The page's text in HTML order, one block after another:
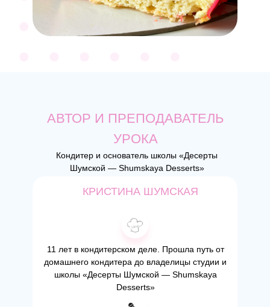
АВТОР И ПРЕПОДАВАТЕЛЬ
УРОКА
11 лет в кондитерском деле. Прошла путь от
домашнего кондитера до владелицы студии и
школы «Десерты Шумской — Shumskaya
Desserts»
КРИСТИНА ШУМСКАЯ
Кондитер и основатель школы «Десерты
Шумской — Shumskaya Desserts»